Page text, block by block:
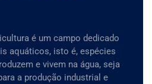
é um campo dedicado
aquáticos, isto é, espécies
e vivem na água, seja
a produção industrial e